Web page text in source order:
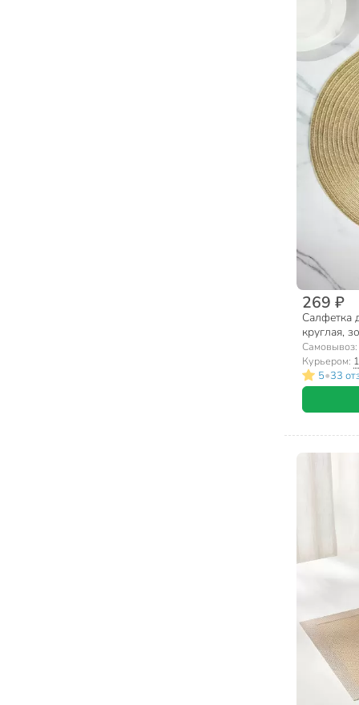
269 ₽
Салфетка
круглая,
Самовывоз:
Курьером:
5•33